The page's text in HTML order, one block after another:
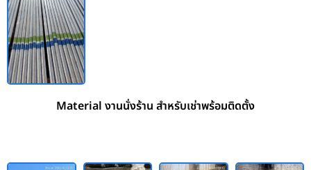
Material งานนั่งร้าน สำหรับเช่าพร้อมติดตั้ง